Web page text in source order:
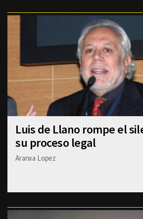
Luis de Llano rompe el
su proceso legal
Aranxa Lopez